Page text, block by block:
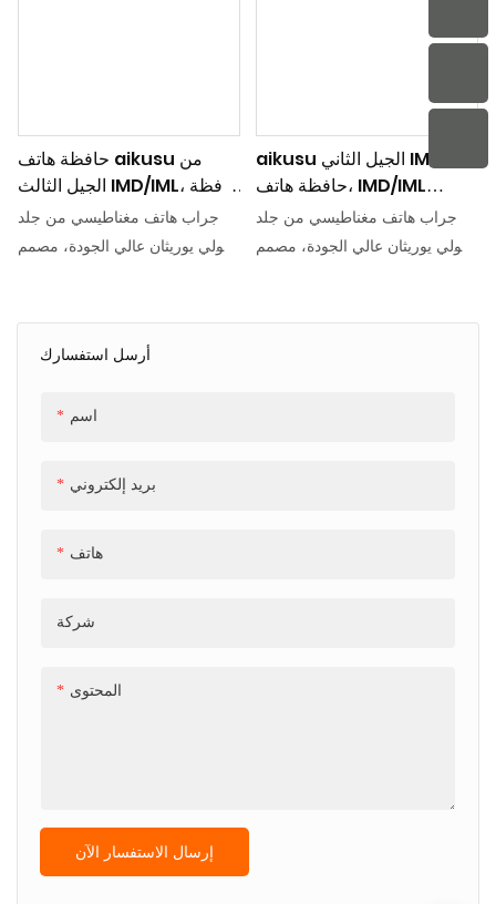
أرسل استفسارك
اسم
بريد إلكتروني
هاتف
شركة
المحتوى
إرسال الاستفسار الآن
العلبة، مما يعزز خيارات التخصيص
حافظة هاتف aikusu من
الجيل الثالث IMD/IML، حافظة
هاتف مغناطيسية IMD/IML
جراب هاتف مغناطيسي من جلد
البولي يوريثان عالي الجودة، مصمم
يسمح لهاتفك بإظهار شخصيتك مع
aikusu الجيل الثاني IMD/IML
حافظة هاتف، IMD/IML
حافظة هاتف مغناطيسية
جراب هاتف مغناطيسي من جلد
البولي يوريثان عالي الجودة، مصمم